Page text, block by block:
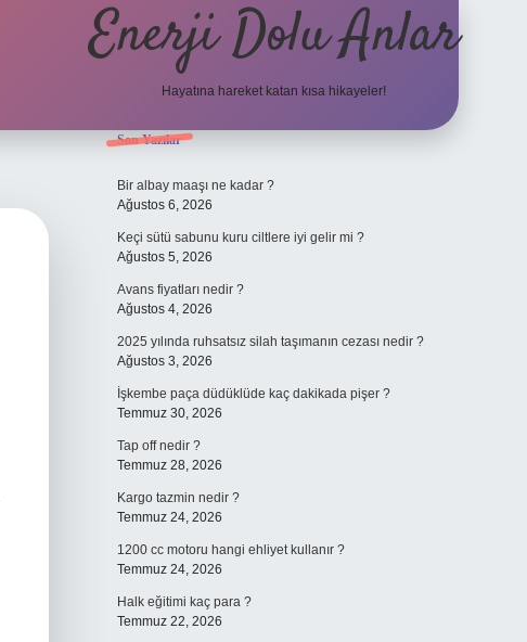
Enerji Dolu Anlar
Hayatına hareket katan kısa hikayeler!
Sidebar
Son Yazılar
Bir albay maaşı ne kadar ?
Ağustos 6, 2026
Keçi sütü sabunu kuru ciltlere iyi gelir mi ?
Ağustos 5, 2026
Avans fiyatları nedir ?
Ağustos 4, 2026
2025 yılında ruhsatsız silah taşımanın cezası nedir ?
Ağustos 3, 2026
İşkembe paça düdüklüde kaç dakikada pişer ?
Temmuz 30, 2026
Tap off nedir ?
Temmuz 28, 2026
Kargo tazmin nedir ?
Temmuz 24, 2026
1200 cc motoru hangi ehliyet kullanır ?
Temmuz 24, 2026
Halk eğitimi kaç para ?
Temmuz 22, 2026